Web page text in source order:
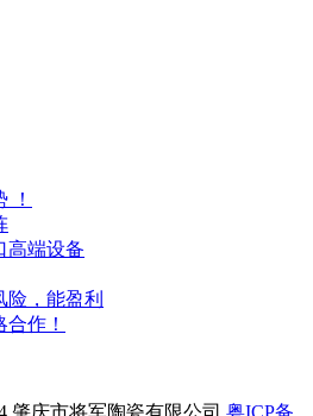
！
高端设备
，能盈利
作！
肇庆市将军陶瓷有限公司 粤ICP备